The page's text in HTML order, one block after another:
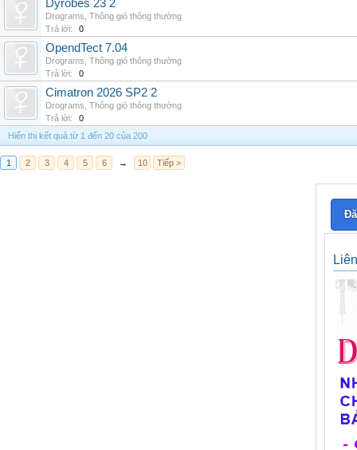
Dyrobes 23 2
Drograms Thông gió thông thường
Trả lời:
0
OpendTect 7.04
Drograms Thông gió thông thường
Trả lời:
0
Cimatron 2026 SP2 2
Drograms Thông gió thông thường
Trả lời:
0
Hiển thị kết quả từ 1 đến 20 của 200
1 2 3 4 5 6 → 10 Tiếp >